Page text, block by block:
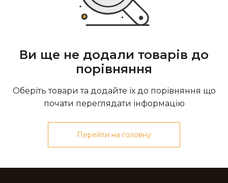
Ви ще не додали товарів до
порівняння
Оберіть товари та додайте їх до порівняння що
почати переглядати інформацію
Перейти на головну